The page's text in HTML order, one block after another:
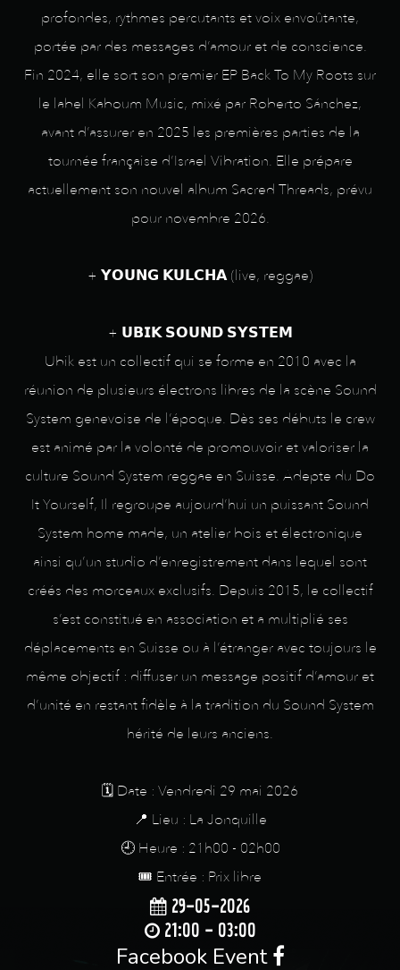
profondes, rythmes percutants et voix envoûtante,
portée par des messages d’amour et de conscience.
Fin 2024, elle sort son premier EP Back To My Roots sur
le label Kaboum Music, mixé par Roberto Sánchez,
avant d’assurer en 2025 les premières parties de la
tournée française d’Israel Vibration. Elle prépare
actuellement son nouvel album Sacred Threads, prévu
pour novembre 2026.
+ 𝗬𝗢𝗨𝗡𝗚 𝗞𝗨𝗟𝗖𝗛𝗔 (live, reggae)
+ 𝗨𝗕𝗜𝗞 𝗦𝗢𝗨𝗡𝗗 𝗦𝗬𝗦𝗧𝗘𝗠
Ubik est un collectif qui se forme en 2010 avec la
réunion de plusieurs électrons libres de la scène Sound
System genevoise de l’époque. Dès ses débuts le crew
est animé par la volonté de promouvoir et valoriser la
culture Sound System reggae en Suisse. Adepte du Do
It Yourself, Il regroupe aujourd’hui un puissant Sound
System home made, un atelier bois et électronique
ainsi qu’un studio d’enregistrement dans lequel sont
créés des morceaux exclusifs. Depuis 2015, le collectif
s’est constitué en association et a multiplié ses
déplacements en Suisse ou à l’étranger avec toujours le
même objectif : diffuser un message positif d’amour et
d’unité en restant fidèle à la tradition du Sound System
hérité de leurs anciens.
🗓️ Date : Vendredi 29 mai 2026
📍 Lieu : La Jonquille
🕘 Heure : 21h00 - 02h00
🎟️ Entrée : Prix libre
29-05-2026
21:00 - 03:00
Facebook Event